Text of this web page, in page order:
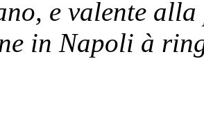
e valente
in Napoli à